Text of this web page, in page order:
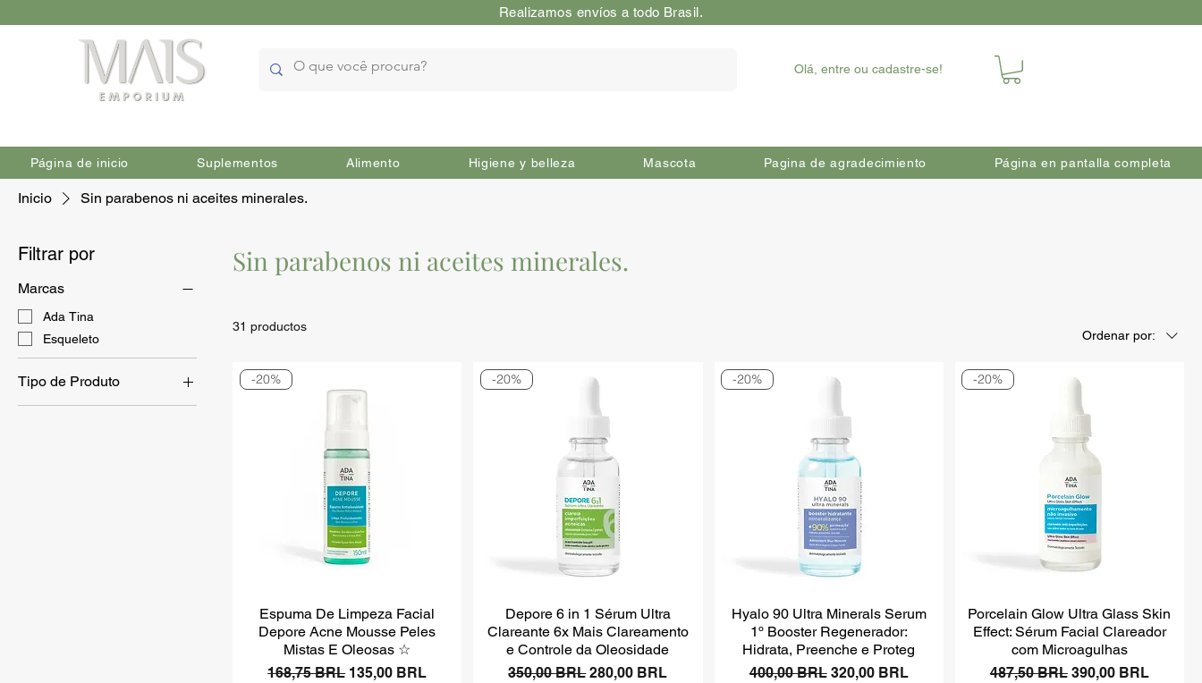
Realizamos envíos a todo Brasil.
Olá, entre ou cadastre-se!
Página de inicio Suplementos Alimento Higiene y belleza Mascota Pagina de agradecimiento Página en pantalla completa
Inicio Sin parabenos ni aceites minerales.
Filtrar por
Marcas
Ada Tina
Esqueleto
Tipo de Produto
Protección de la piel
Sin parabenos ni aceites minerales.
31 productos
Ordenar por:
-20%
Espuma De Limpeza Facial
Depore Acne Mousse Peles
Mistas E Oleosas ☆
Precio
168,75 BRL Precio de oferta
135,00 BRL
-20%
Depore 6 in 1 Sérum Ultra
Clareante 6x Mais Clareamento
e Controle da Oleosidade
Precio
350,00 BRLPrecio de oferta
280,00 BRL
-20%
Hyalo 90 Ultra Minerals Serum
1º Booster Regenerador:
Hidrata, Preenche e Proteg
Precio
400,00 BRL Precio de oferta
320,00 BRL
-20%
Porcelain Glow Ultra Glass Skin
Effect: Sérum Facial Clareador
com Microagulhas
Precio
487,50 BRL Precio de oferta
390,00 BRL